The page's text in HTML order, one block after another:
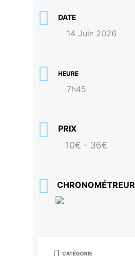
DATE
14 Juin 2026
HEURE
7h45
PRIX
10€ - 36€
CHRONOMÉTREUR
CATÉGORIE